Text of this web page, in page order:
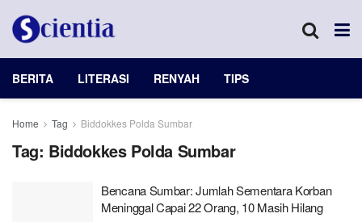
BERITA LITERASI RENYAH TIPS
Home Tag Biddokkes Polda Sumbar
Tag: Biddokkes Polda Sumbar
Bencana Sumbar: Jumlah Sementara Korban
Meninggal Capai 22 Orang, 10 Masih Hilang